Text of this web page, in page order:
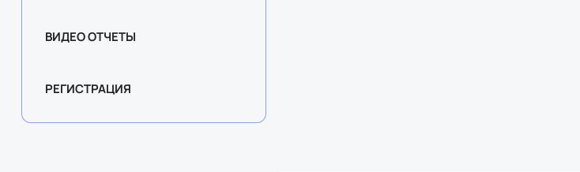
ВИДЕО ОТЧЕТЫ
РЕГИСТРАЦИЯ